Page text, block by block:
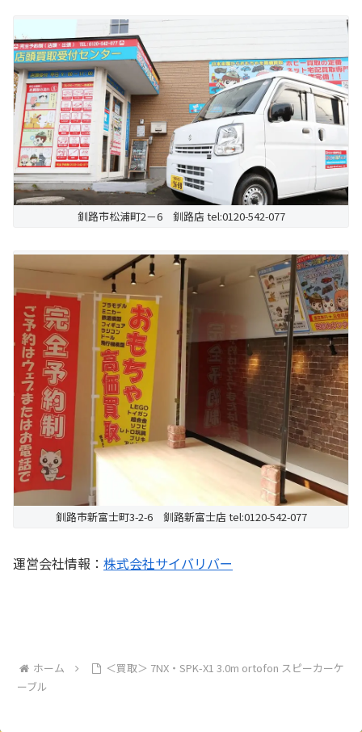
釧路市松浦町2－6 釧路店 tel:0120-542-077
釧路市新富士町3-2-6 釧路新富士店 tel:0120-542-077
運営会社情報： 株式会社サイバリバー
ホーム
＜買取＞ 7NX・SPK-X1 3.0m ortofon スピーカーケ
ーブル